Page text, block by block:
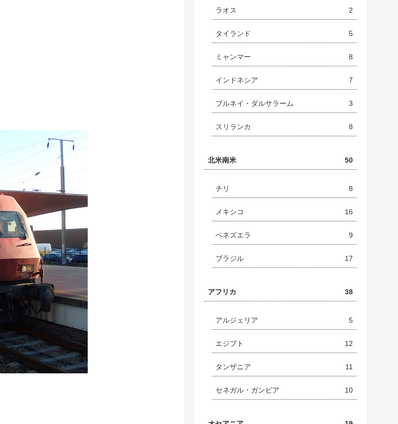
ラオス 2
タイランド 5
ミャンマー 8
インドネシア 7
ブルネイ・ダルサラーム 3
スリランカ 8
北米南米 50
チリ 8
メキシコ 16
ベネズエラ 9
ブラジル 17
アフリカ 38
アルジェリア 5
エジプト 12
タンザニア 11
セネガル・ガンビア 10